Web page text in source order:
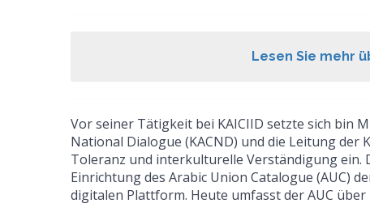
Lesen Sie mehr
Vor seiner Tätigkeit bei KAICIID setzte sich bin
National Dialogue (KACND) und die Leitung der
Toleranz und interkulturelle Verständigung ein.
Einrichtung des Arabic Union Catalogue (AUC)
digitalen Plattform. Heute umfasst der AUC